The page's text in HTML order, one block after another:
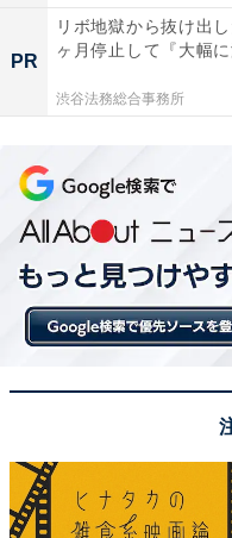
さまざまな旅行商品で
合わせて、さらに割引
す。賢く旅の計画を立
う。
楽天トラベ
※掲載されている情報
すると、売上の一部が
があります。
PR
リボ地獄から抜け出
ヶ月停止して『大幅
渋谷法務総合事務所